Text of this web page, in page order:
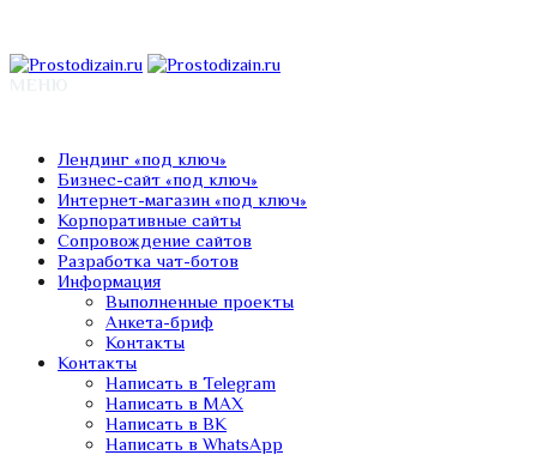
Лендинг «под ключ»
Бизнес-сайт «под ключ»
Интернет-магазин «под ключ»
Корпоративные сайты
Сопровождение сайтов
Разработка чат-ботов
Информация
Выполненные проекты
Анкета-бриф
Контакты
Контакты
Написать в Telegram
Написать в MAX
Написать в ВК
Написать в WhatsApp